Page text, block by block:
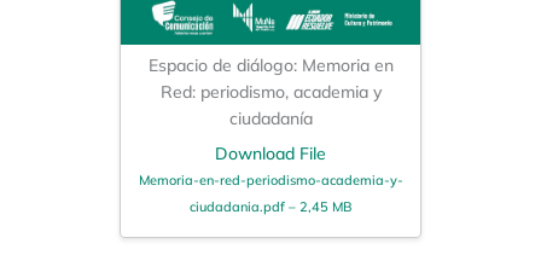
Espacio de diálogo: Memoria en
Red: periodismo, academia y
ciudadanía
Download File
Memoria-en-red-periodismo-academia-y-
ciudadania.pdf – 2,45 MB